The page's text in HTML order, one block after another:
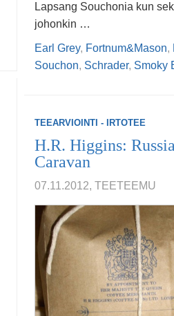
Lapsang Souchonia kun
johonkin …
Earl Grey, Fortnum&Mason,
Souchon, Schrader, Smoky
TEEARVIOINTI - IRTOTEE
H.R. Higgins:
Caravan
07.11.2012, TEETEEMU